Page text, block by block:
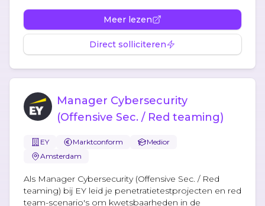
Meer lezen
Direct solliciteren
Manager Cybersecurity
(Offensive Sec. / Red teaming)
EY Marktconform
Medior
Amsterdam
Als Manager Cybersecurity (Offensive Sec. / Red
teaming) bij EY leid je penetratietestprojecten en red
team-scenario's om kwetsbaarheden in de